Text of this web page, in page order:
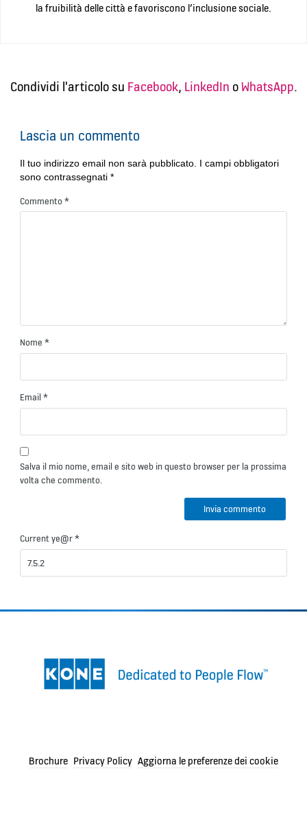
la fruibilità delle città e favoriscono l’inclusione sociale.
Condividi l'articolo su Facebook, LinkedIn oWhatsApp.
Lascia un commento
Il tuo indirizzo email non sarà pubblicato. I campi obbligatori
sono contrassegnati *
Commento *
Nome *
Email*
Salva il mio nome, email e sito web in questo browser per la prossima
volta che commento.
Current ye@r*
Brochure Privacy Policy Aggiorna le preferenze dei cookie